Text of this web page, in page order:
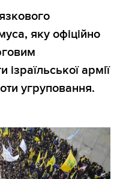
яку офіційно
армії
угруповання.